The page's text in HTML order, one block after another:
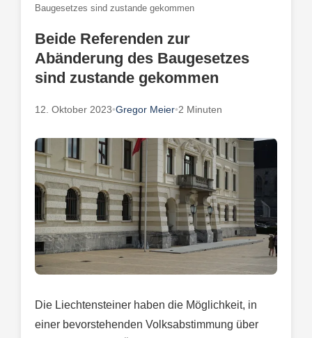
Baugesetzes sind zustande gekommen
Beide Referenden zur
Abänderung des Baugesetzes
sind zustande gekommen
12. Oktober 2023•Gregor Meier•2 Minuten
Die Liechtensteiner haben die Möglichkeit, in
einer bevorstehenden Volksabstimmung über